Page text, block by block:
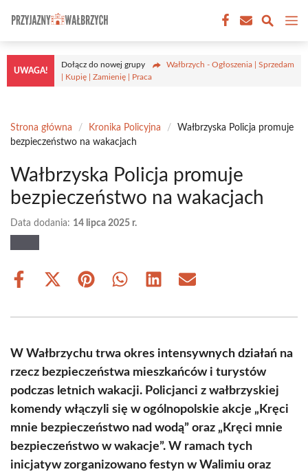
treści
UWAGA!
Dołącz do nowej grupy
Wałbrzych - Ogłoszenia | Sprzedam
| Kupię | Zamienię | Praca
Strona główna / Kronika Policyjna /
Wałbrzyska Policja promuje
bezpieczeństwo na wakacjach
Wałbrzyska Policja promuje
bezpieczeństwo na wakacjach
Data dodania: 14 lipca 2025 r.
Share
Share
(Twitter)
Share Share Share Share
W Wałbrzychu trwa okres intensywnych działań na
rzecz bezpieczeństwa mieszkańców i turystów
podczas letnich wakacji. Policjanci z wałbrzyskiej
komendy włączyli się w ogólnopolskie akcje „Kręci
mnie bezpieczeństwo nad wodą” oraz „Kręci mnie
bezpieczeństwo w wakacje”. W ramach tych
inicjatyw zorganizowano festyn w Walimiu oraz